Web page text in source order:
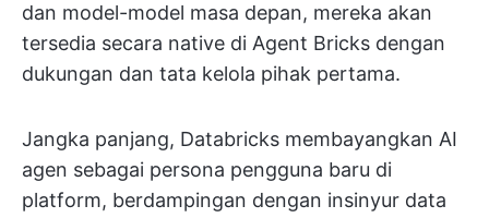
dan model-model masa depan, mereka akan
tersedia secara native di Agent Bricks dengan
dukungan dan tata kelola pihak pertama.
Jangka panjang, Databricks membayangkan AI
agen sebagai persona pengguna baru di
platform, berdampingan dengan insinyur data